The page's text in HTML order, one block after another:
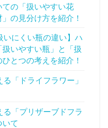
の「扱いやすい花
の見分け方を紹介！
いにくい瓶の違い】ハ
いやすい瓶」と「扱
とつの考えを紹介！
「ドライフラワー」
る「プリザーブドフラ
いて